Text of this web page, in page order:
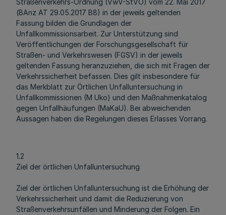
Straßenverkehrs-Ordnung (VwV-StVO) vom 22. Mai 2017
(BAnz AT 29.05.2017 B8) in der jeweils geltenden
Fassung bilden die Grundlagen der
Unfallkommissionsarbeit. Zur Unterstützung sind
Veröffentlichungen der Forschungsgesellschaft für
Straßen- und Verkehrswesen (FGSV) in der jeweils
geltenden Fassung heranzuziehen, die sich mit Fragen der
Verkehrssicherheit befassen. Dies gilt insbesondere für
das Merkblatt zur Örtlichen Unfalluntersuchung in
Unfallkommissionen (M Uko) und den Maßnahmenkatalog
gegen Unfallhäufungen (MaKaU). Bei abweichenden
Aussagen haben die Regelungen dieses Erlasses Vorrang.
1.2
Ziel der örtlichen Unfalluntersuchung
Ziel der örtlichen Unfalluntersuchung ist die Erhöhung der
Verkehrssicherheit und damit die Reduzierung von
Straßenverkehrsunfällen und Minderung der Folgen. Ein